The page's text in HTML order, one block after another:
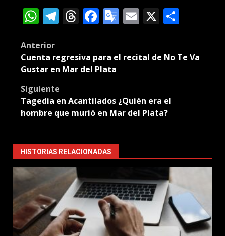
WhatsApp
Telegram
Threads
Facebook
Google
Email
X
Post
navigation
Anterior
Cuenta regresiva para el recital de No Te Va
Gustar en Mar del Plata
Siguiente
Tagedia en Acantilados ¿Quién era el
hombre que murió en Mar del Plata?
HISTORIAS RELACIONADAS